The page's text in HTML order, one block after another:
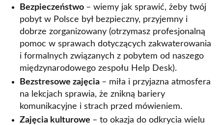
Bezpieczeństwo – wiemy jak sprawić, żeby twój
pobyt w Polsce był bezpieczny, przyjemny i
dobrze zorganizowany (otrzymasz profesjonalną
pomoc w sprawach dotyczących zakwaterowania
i formalnych związanych z pobytem od naszego
międzynarodowego zespołu Help Desk).
Bezstresowe zajęcia – miła i przyjazna atmosfera
na lekcjach sprawia, że znikną bariery
komunikacyjne i strach przed mówieniem.
Zajęcia kulturowe – to okazja do odkrycia wielu